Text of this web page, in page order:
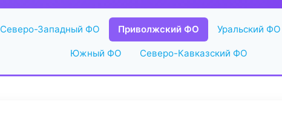
Северо-Западный ФО Приволжский ФО Уральский ФО
Южный ФО Северо-Кавказский ФО